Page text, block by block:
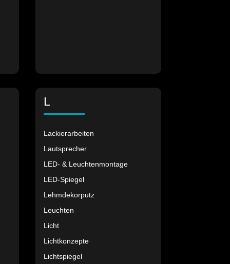
L
Lackierarbeiten
Lautsprecher
LED- & Leuchtenmontage
LED-Spiegel
Lehmdekorputz
Leuchten
Licht
Lichtkonzepte
Lichtspiegel